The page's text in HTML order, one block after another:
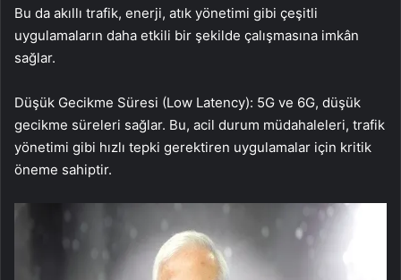
Bu da akıllı trafik, enerji, atık yönetimi gibi çeşitli
uygulamaların daha etkili bir şekilde çalışmasına imkân
sağlar.
Düşük Gecikme Süresi (Low Latency): 5G ve 6G, düşük
gecikme süreleri sağlar. Bu, acil durum müdahaleleri, trafik
yönetimi gibi hızlı tepki gerektiren uygulamalar için kritik
öneme sahiptir.